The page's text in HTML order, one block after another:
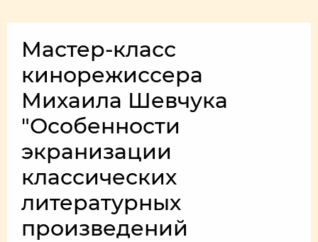
Мастер-класс
кинорежиссера
Михаила Шевчука
"Особенности
экранизации
классических
литературных
произведений